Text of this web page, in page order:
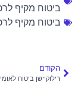
ביטוח מקיף
ביטוח מקיף
הקודם
רילוקיישן ביטוח לאומי